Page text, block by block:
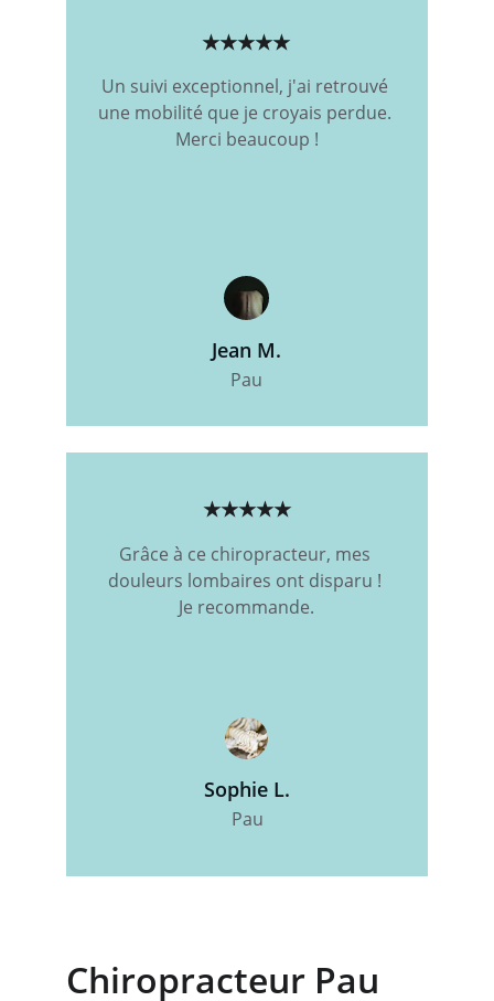
Grâce à ce chiropracteur, mes
douleurs lombaires ont disparu !
Je recommande.
Sophie L.
Pau
Un suivi exceptionnel, j'ai retrouvé
une mobilité que je croyais perdue.
Merci beaucoup !
Jean M.
Pau
★★★★★
★★★★★
Chiropracteur Pau